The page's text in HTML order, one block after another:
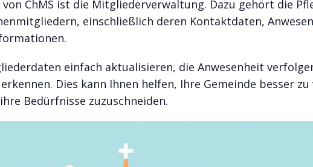
ChMS ist die Mitgliederverwaltung. Dazu gehört die
einschließlich deren Kontaktdaten,
einfach aktualisieren, die Anwesenheit
Dies kann Ihnen helfen, Ihre Gemeinde besser
Bedürfnisse zuzuschneiden.